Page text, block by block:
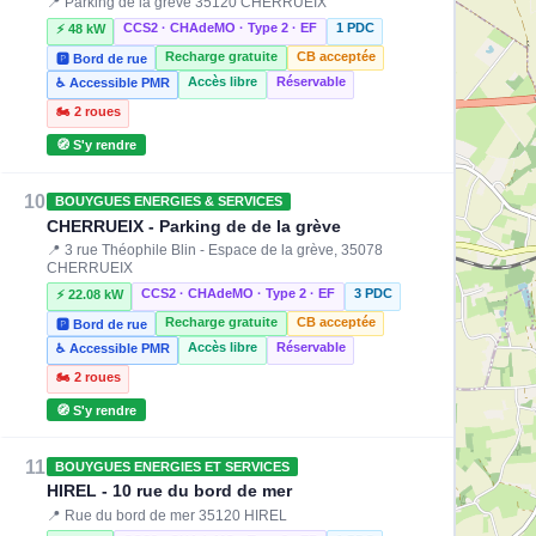
⚡ 48 kW CCS2 · CHAdeMO · Type 2 · EF 1 PDC
🅿️ Bord de rue Recharge gratuite
CB acceptée
♿ Accessible PMR
Accès libre Réservable
🏍️ 2 roues
🧭 S'y rendre
10 BOUYGUES ENERGIES & SERVICES
CHERRUEIX - Parking de de la grève
📍 3 rue Théophile Blin - Espace de la grève, 35078
CHERRUEIX
⚡ 22.08 kW CCS2 · CHAdeMO · Type 2 · EF 3 PDC
🅿️ Bord de rue Recharge gratuite
CB acceptée
♿ Accessible PMR
Accès libre Réservable
🏍️ 2 roues
🧭 S'y rendre
11 BOUYGUES ENERGIES ET SERVICES
HIREL - 10 rue du bord de mer
📍 Rue du bord de mer 35120 HIREL